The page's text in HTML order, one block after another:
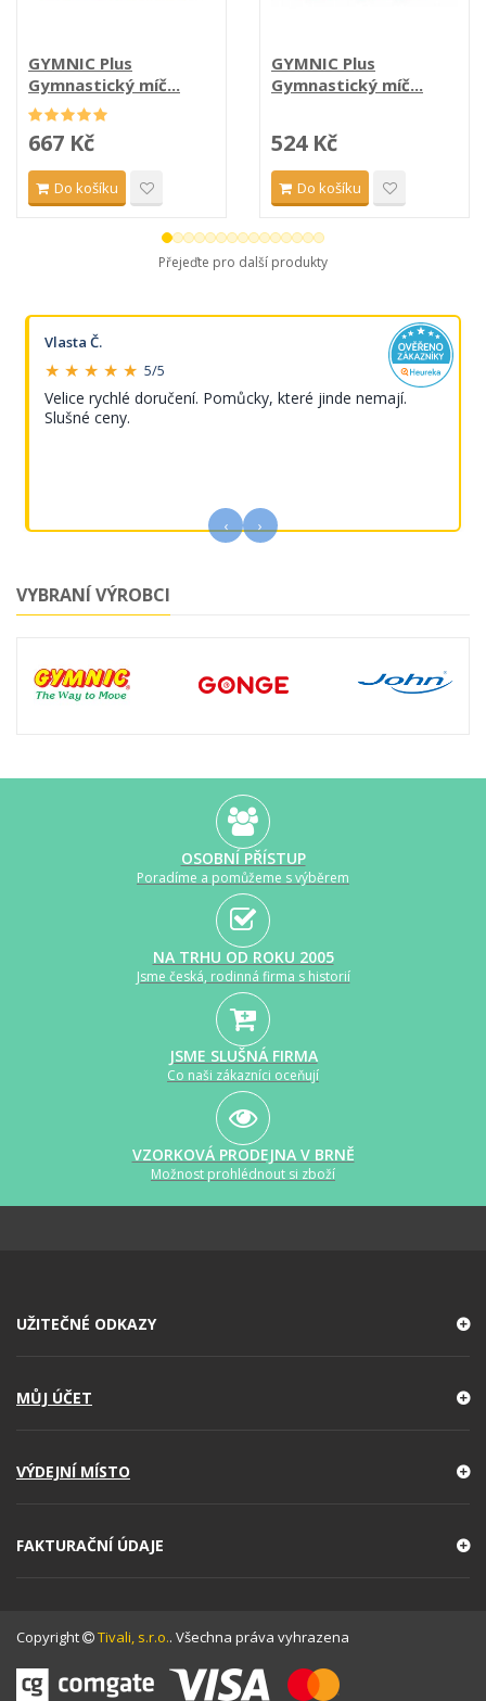
GYMNIC Plus
Gymnastický míč...
667 Kč
Do košíku
GYMNIC Plus
Gymnastický míč...
524 Kč
Do košíku
Přejeďte pro další produkty
Vlasta Č.
★ ★ ★ ★ ★ 5/5
Velice rychlé doručení. Pomůcky, které jinde nemají.
Slušné ceny.
‹ ›
VYBRANÍ VÝROBCI
OSOBNÍ PŘÍSTUP
Poradíme a pomůžeme s výběrem
NA TRHU OD ROKU 2005
Jsme česká, rodinná firma s historií
JSME SLUŠNÁ FIRMA
Co naši zákazníci oceňují
VZORKOVÁ PRODEJNA V BRNĚ
Možnost prohlédnout si zboží
UŽITEČNÉ ODKAZY
MŮJ ÚČET
VÝDEJNÍ MÍSTO
FAKTURAČNÍ ÚDAJE
Copyright Tivali, s.r.o.. Všechna práva vyhrazena